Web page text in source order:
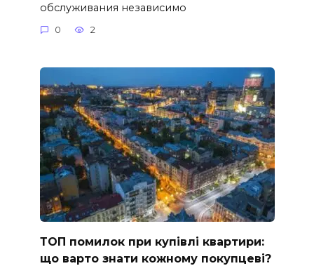
обслуживания независимо
0 2
ТОП помилок при купівлі квартири:
що варто знати кожному покупцеві?